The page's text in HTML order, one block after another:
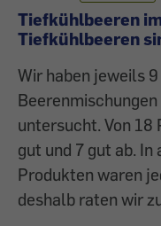
Tiefkühlbeeren
Tiefkühlbeeren
Wir haben jeweils
untersucht. Von
gut und 7 gut ab.
Produkten waren
deshalb raten wir